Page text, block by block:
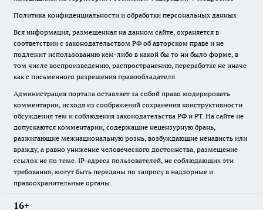
Политика конфиденциальности и обработки персональных данных
Вся информация, размещенная на данном сайте, охраняется в
соответствии с законодательством РФ об авторском праве и не
подлежит использованию кем-либо в какой бы то ни было форме, в
том числе воспроизведению, распространению, переработке не иначе
как с письменного разрешения правообладателя.
Администрация портала оставляет за собой право модерировать
комментарии, исходя из соображений сохранения конструктивности
обсуждения тем и соблюдения законодательства РФ и РТ. На сайте не
допускаются комментарии, содержащие нецензурную брань,
разжигающие межнациональную рознь, возбуждающие ненависть или
вражду, а равно унижение человеческого достоинства, размещение
ссылок не по теме. IP-адреса пользователей, не соблюдающих эти
требования, могут быть переданы по запросу в надзорные и
правоохранительные органы.
16+